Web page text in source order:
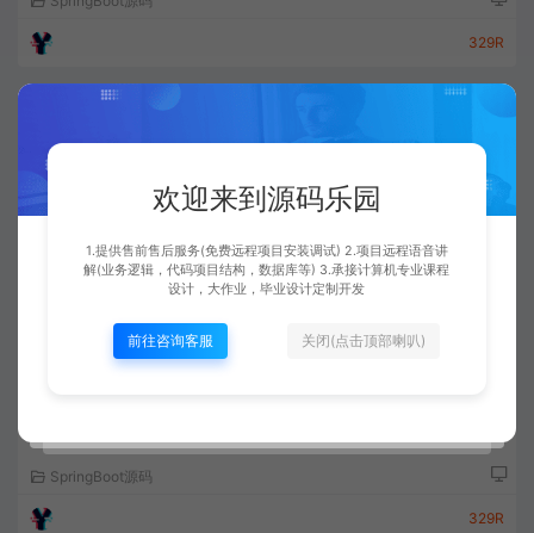
329R
SpringBoot源码
329R
欢迎来到源码乐园
1.提供售前售后服务(免费远程项目安装调试) 2.项目远程语音讲
解(业务逻辑，代码项目结构，数据库等) 3.承接计算机专业课程
设计，大作业，毕业设计定制开发
前往咨询客服 关闭(点击顶部喇叭)